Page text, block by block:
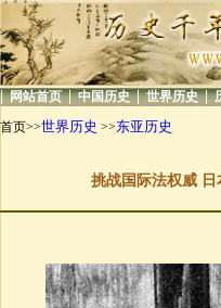
| 网站首页 | 中国历史 | 世界历史 |
首页>>世界历史 >>东亚历史
挑战国际法权威